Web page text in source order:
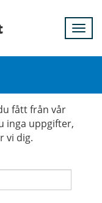
fått från vår
inga uppgifter,
vi dig.